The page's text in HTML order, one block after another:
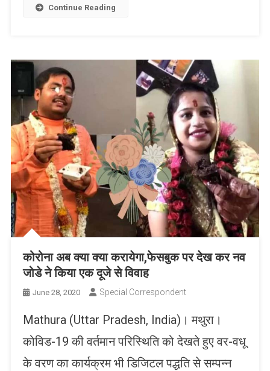
Continue Reading
कोरोना अब क्या क्या करायेगा,फेसबुक पर देख कर नव
जोडे ने किया एक दूजे से विवाह
June 28, 2020 Special Correspondent
Mathura (Uttar Pradesh, India)। मथुरा।
कोविड-19 की वर्तमान परिस्थिति को देखते हुए वर-वधू
के वरण का कार्यक्रम भी डिजिटल पद्धति से सम्पन्न